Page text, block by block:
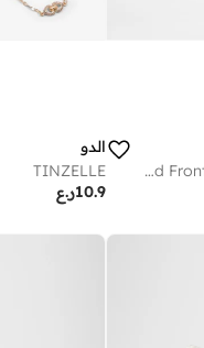
ZAYDEN Textured Front Pocket Backpack
الدو
TINZELLE
ر.ع10.9